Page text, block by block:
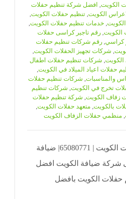
الكويت, افضل شركة تنظيم حفلات
الكويت,تنظيم حفلات الكويت,
, خدمات تنظيم حفلات الكويت,
الكويت, رقم تاجير كراسى حفلات
كراسي, رقم شركات تنظيم حفلات
, شركات تجهيز الحفلات الكويت,
, شركات تنظيم حفلات اطفال
حفلات اعياد الميلاد في الكويت,
والمناسبات, شركات تنظيم حفلات
تخرج في الكويت, شركات تنظيم
زفاف الكويت, شركة تنظيم حفلات
بالكويت, متعهد حفلات الكويت,
, منظمي حفلات الزفاف الكويت
شركات تنظيم حفلات الكويت | 65080771| ضيافة
شركة ضيافة الكويت افضل
الكويت بافضل